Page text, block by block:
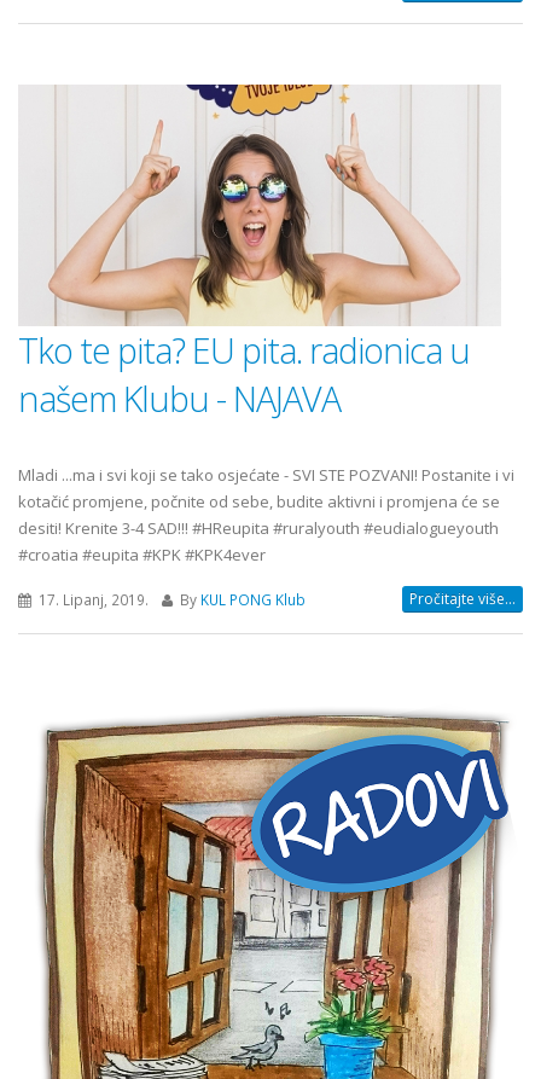
Tko te pita? EU pita. radionica u
našem Klubu - NAJAVA
Mladi ...ma i svi koji se tako osjećate - SVI STE POZVANI! Postanite i vi
kotačić promjene, počnite od sebe, budite aktivni i promjena će se
desiti! Krenite 3-4 SAD!!! #HReupita #ruralyouth #eudialogueyouth
#croatia #eupita #KPK #KPK4ever
17. Lipanj, 2019. By KUL PONG Klub Pročitajte više...